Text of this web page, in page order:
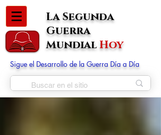
La Segunda
Guerra
MundialHoy
Sigue el Desarrollo de la Guerra Día a Día